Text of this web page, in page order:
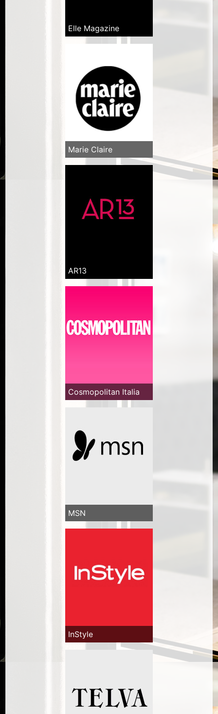
Elle Magazine
Marie Claire
AR13
Cosmopolitan Italia
MSN
InStyle